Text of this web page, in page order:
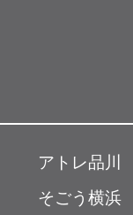
アトレ品川
そごう横浜